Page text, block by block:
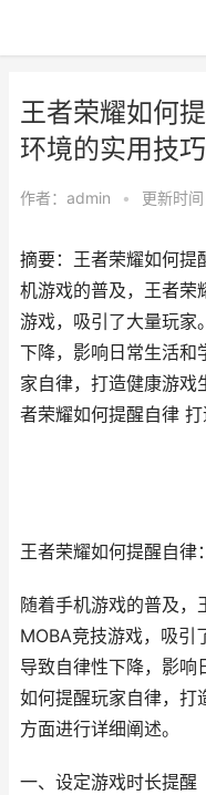
王者荣耀如何
环境的实用技
作者： admin • 更新时
摘要：王者荣耀如何提
机游戏的普及，王者荣
游戏，吸引了大量玩家
下降，影响日常生活和
家自律，打造健康游戏
者荣耀如何提醒自律
王者荣耀如何提醒自律
随着手机游戏的普及，
MOBA竞技游戏，吸引
导致自律性下降，影响
如何提醒玩家自律，打
方面进行详细阐述。
一、设定游戏时长提醒